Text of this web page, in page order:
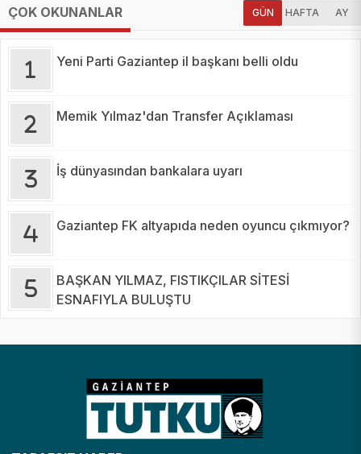
ÇOK OKUNANLAR GÜN HAFTA AY
Yeni Parti Gaziantep il başkanı belli oldu
Memik Yılmaz'dan Transfer Açıklaması
İş dünyasından bankalara uyarı
Gaziantep FK altyapıda neden oyuncu çıkmıyor?
BAŞKAN YILMAZ, FISTIKÇILAR SİTESİ
ESNAFIYLA BULUŞTU